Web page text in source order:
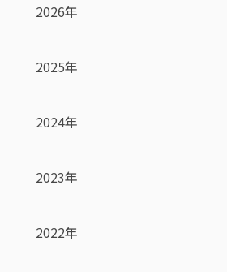
2026年
2025年
2024年
2023年
2022年